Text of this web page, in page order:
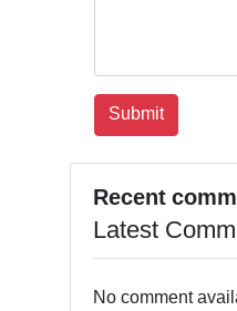
Recent
Latest
No comment